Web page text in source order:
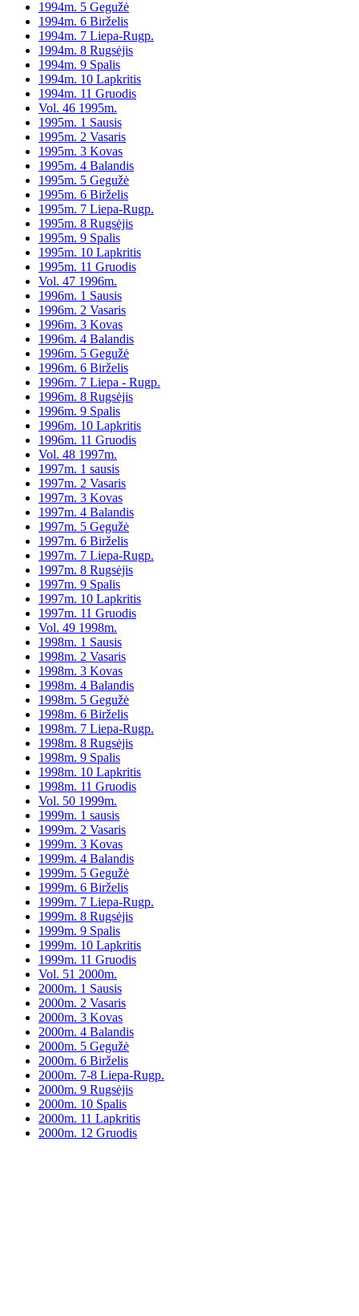
1994m. 5 Gegužė
1994m. 6 Birželis
1994m. 7 Liepa-Rugp.
1994m. 8 Rugsėjis
1994m. 9 Spalis
1994m. 10 Lapkritis
1994m. 11 Gruodis
Vol. 46 1995m.
1995m. 1 Sausis
1995m. 2 Vasaris
1995m. 3 Kovas
1995m. 4 Balandis
1995m. 5 Gegužė
1995m. 6 Birželis
1995m. 7 Liepa-Rugp.
1995m. 8 Rugsėjis
1995m. 9 Spalis
1995m. 10 Lapkritis
1995m. 11 Gruodis
Vol. 47 1996m.
1996m. 1 Sausis
1996m. 2 Vasaris
1996m. 3 Kovas
1996m. 4 Balandis
1996m. 5 Gegužė
1996m. 6 Birželis
1996m. 7 Liepa - Rugp.
1996m. 8 Rugsėjis
1996m. 9 Spalis
1996m. 10 Lapkritis
1996m. 11 Gruodis
Vol. 48 1997m.
1997m. 1 sausis
1997m. 2 Vasaris
1997m. 3 Kovas
1997m. 4 Balandis
1997m. 5 Gegužė
1997m. 6 Birželis
1997m. 7 Liepa-Rugp.
1997m. 8 Rugsėjis
1997m. 9 Spalis
1997m. 10 Lapkritis
1997m. 11 Gruodis
Vol. 49 1998m.
1998m. 1 Sausis
1998m. 2 Vasaris
1998m. 3 Kovas
1998m. 4 Balandis
1998m. 5 Gegužė
1998m. 6 Birželis
1998m. 7 Liepa-Rugp.
1998m. 8 Rugsėjis
1998m. 9 Spalis
1998m. 10 Lapkritis
1998m. 11 Gruodis
Vol. 50 1999m.
1999m. 1 sausis
1999m. 2 Vasaris
1999m. 3 Kovas
1999m. 4 Balandis
1999m. 5 Gegužė
1999m. 6 Birželis
1999m. 7 Liepa-Rugp.
1999m. 8 Rugsėjis
1999m. 9 Spalis
1999m. 10 Lapkritis
1999m. 11 Gruodis
Vol. 51 2000m.
2000m. 1 Sausis
2000m. 2 Vasaris
2000m. 3 Kovas
2000m. 4 Balandis
2000m. 5 Gegužė
2000m. 6 Birželis
2000m. 7-8 Liepa-Rugp.
2000m. 9 Rugsėjis
2000m. 10 Spalis
2000m. 11 Lapkritis
2000m. 12 Gruodis